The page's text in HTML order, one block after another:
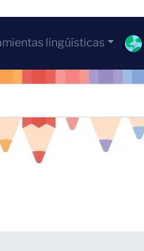
lingüísticas